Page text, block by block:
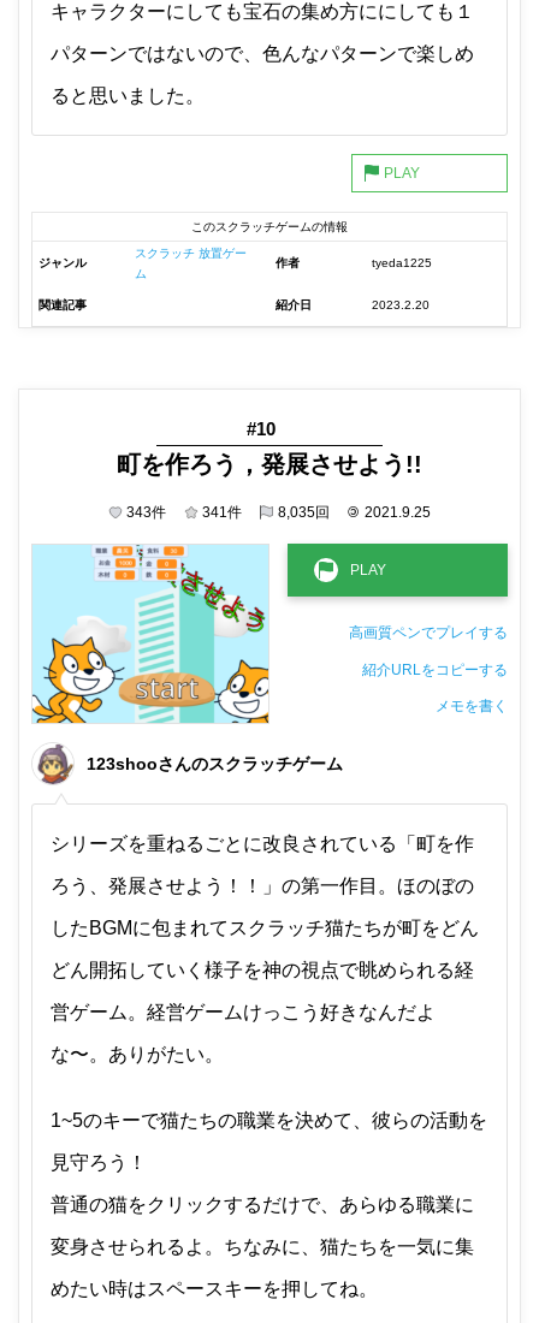
キャラクターにしても宝石の集め方ににしても１
パターンではないので、色んなパターンで楽しめ
ると思いました。
このスクラッチゲームの情報
ジャンル
スクラッチ 放置ゲー
ム
作者 tyeda1225
関連記事 紹介日 2023.2.20
#10
町を作ろう，発展させよう!!
343件 341件 8,035回 © 2021.9.25
高画質ペンでプレイする
紹介URLをコピーする
メモを書く
123shooさんのスクラッチゲーム
シリーズを重ねるごとに改良されている「町を作
ろう、発展させよう！！」の第一作目。ほのぼの
したBGMに包まれてスクラッチ猫たちが町をどん
どん開拓していく様子を神の視点で眺められる経
営ゲーム。経営ゲームけっこう好きなんだよ
な〜。ありがたい。
1~5のキーで猫たちの職業を決めて、彼らの活動を
見守ろう！
普通の猫をクリックするだけで、あらゆる職業に
変身させられるよ。ちなみに、猫たちを一気に集
めたい時はスペースキーを押してね。